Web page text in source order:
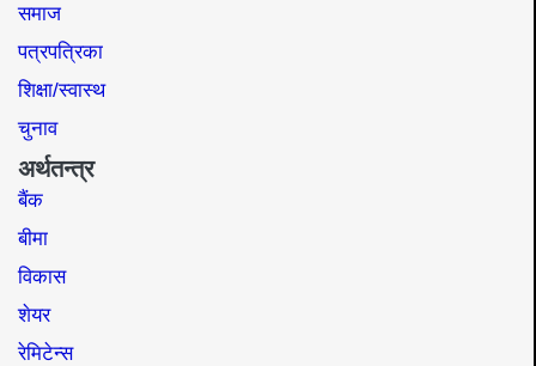
समाज​
पत्रपत्रिका
शिक्षा/स्वास्थ
चुनाव
अर्थतन्त्र
बैंक
बीमा
विकास
शेयर
रेमिटेन्स